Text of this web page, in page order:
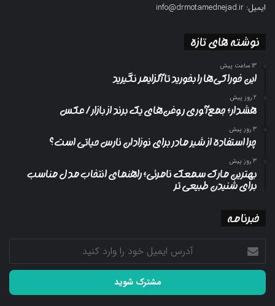
ایمیل: info@drmotamednejad.ir
نوشته های تازه
13 ساعت پیش
این خوراکی‌ها را بخورید تا آلزایمر نگیرید
2 روز پیش
هشدار؛ جمع‌آوری روغن‌های یک برند از بازار/ عکس
3 روز پیش
چرا استفاده از شیر مادر برای نوزادان نارس حیاتی است؟
3 روز پیش
بهترین مارک سمعک نامرئی؛ راهنمای انتخاب مدل مناسب
برای شنیدن طبیعی تر
خبرنامه
آدرس
ایمیل
خود
وارد